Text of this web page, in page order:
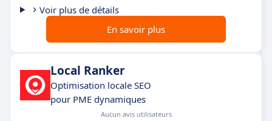
Voir plus de détails
En savoir plus
Local Ranker
Optimisation locale SEO
pour PME dynamiques
Aucun avis utilisateurs